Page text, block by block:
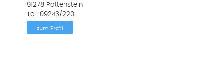
91278 Pottenstein
Tel.: 09243/220
zum Profil